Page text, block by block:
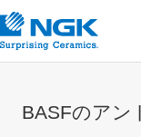
BASFのアン